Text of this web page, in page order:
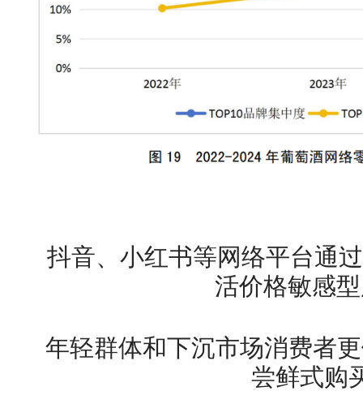
抖音、小红书等网络平台通
活价格敏感
年轻群体和下沉市场消费者
尝鲜式购